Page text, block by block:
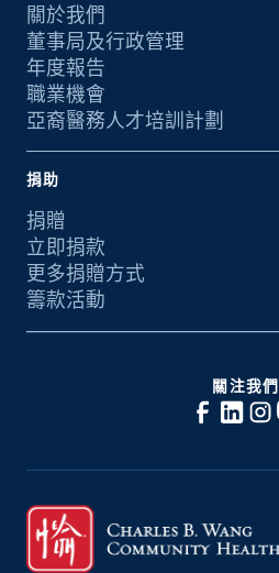
關於我們
董事局及行政管理
年度報告
職業機會
亞裔醫務人才培訓計劃
捐助
捐贈
立即捐款
更多捐贈方式
籌款活動
關注我們